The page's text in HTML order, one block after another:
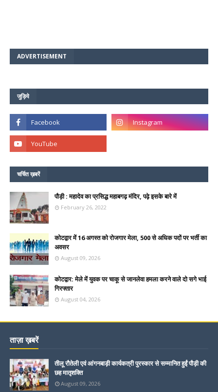
ADVERTISEMENT
जुड़िये
चर्चित ख़बरें
पौड़ी : महादेव का प्रसिद्ध महाबगढ़ मंदिर, पढ़े इसके बारे में
February 26, 2022
कोटद्वार में 16 अगस्त को रोजगार मेला, 500 से अधिक पदों पर भर्ती का
अवसर
August 09, 2026
कोटद्वार: मेले में युवक पर चाकू से जानलेवा हमला करने वाले दो सगे भाई
गिरफ्तार
August 04, 2026
ताज़ा ख़बरें
तीलू रौतेली एवं आंगनबाड़ी कार्यकत्री पुरस्कार से सम्मानित हुईं पौड़ी की
छह मातृशक्ति
August 09, 2026